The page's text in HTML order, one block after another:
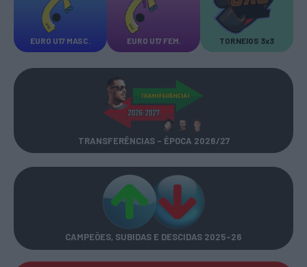
EURO U17 MASC. EURO U17 FEM. TORNEIOS 3x3
TRANSFERÊNCIAS - ÉPOCA 2026/27
CAMPEÕES, SUBIDAS E DESCIDAS 2025-26